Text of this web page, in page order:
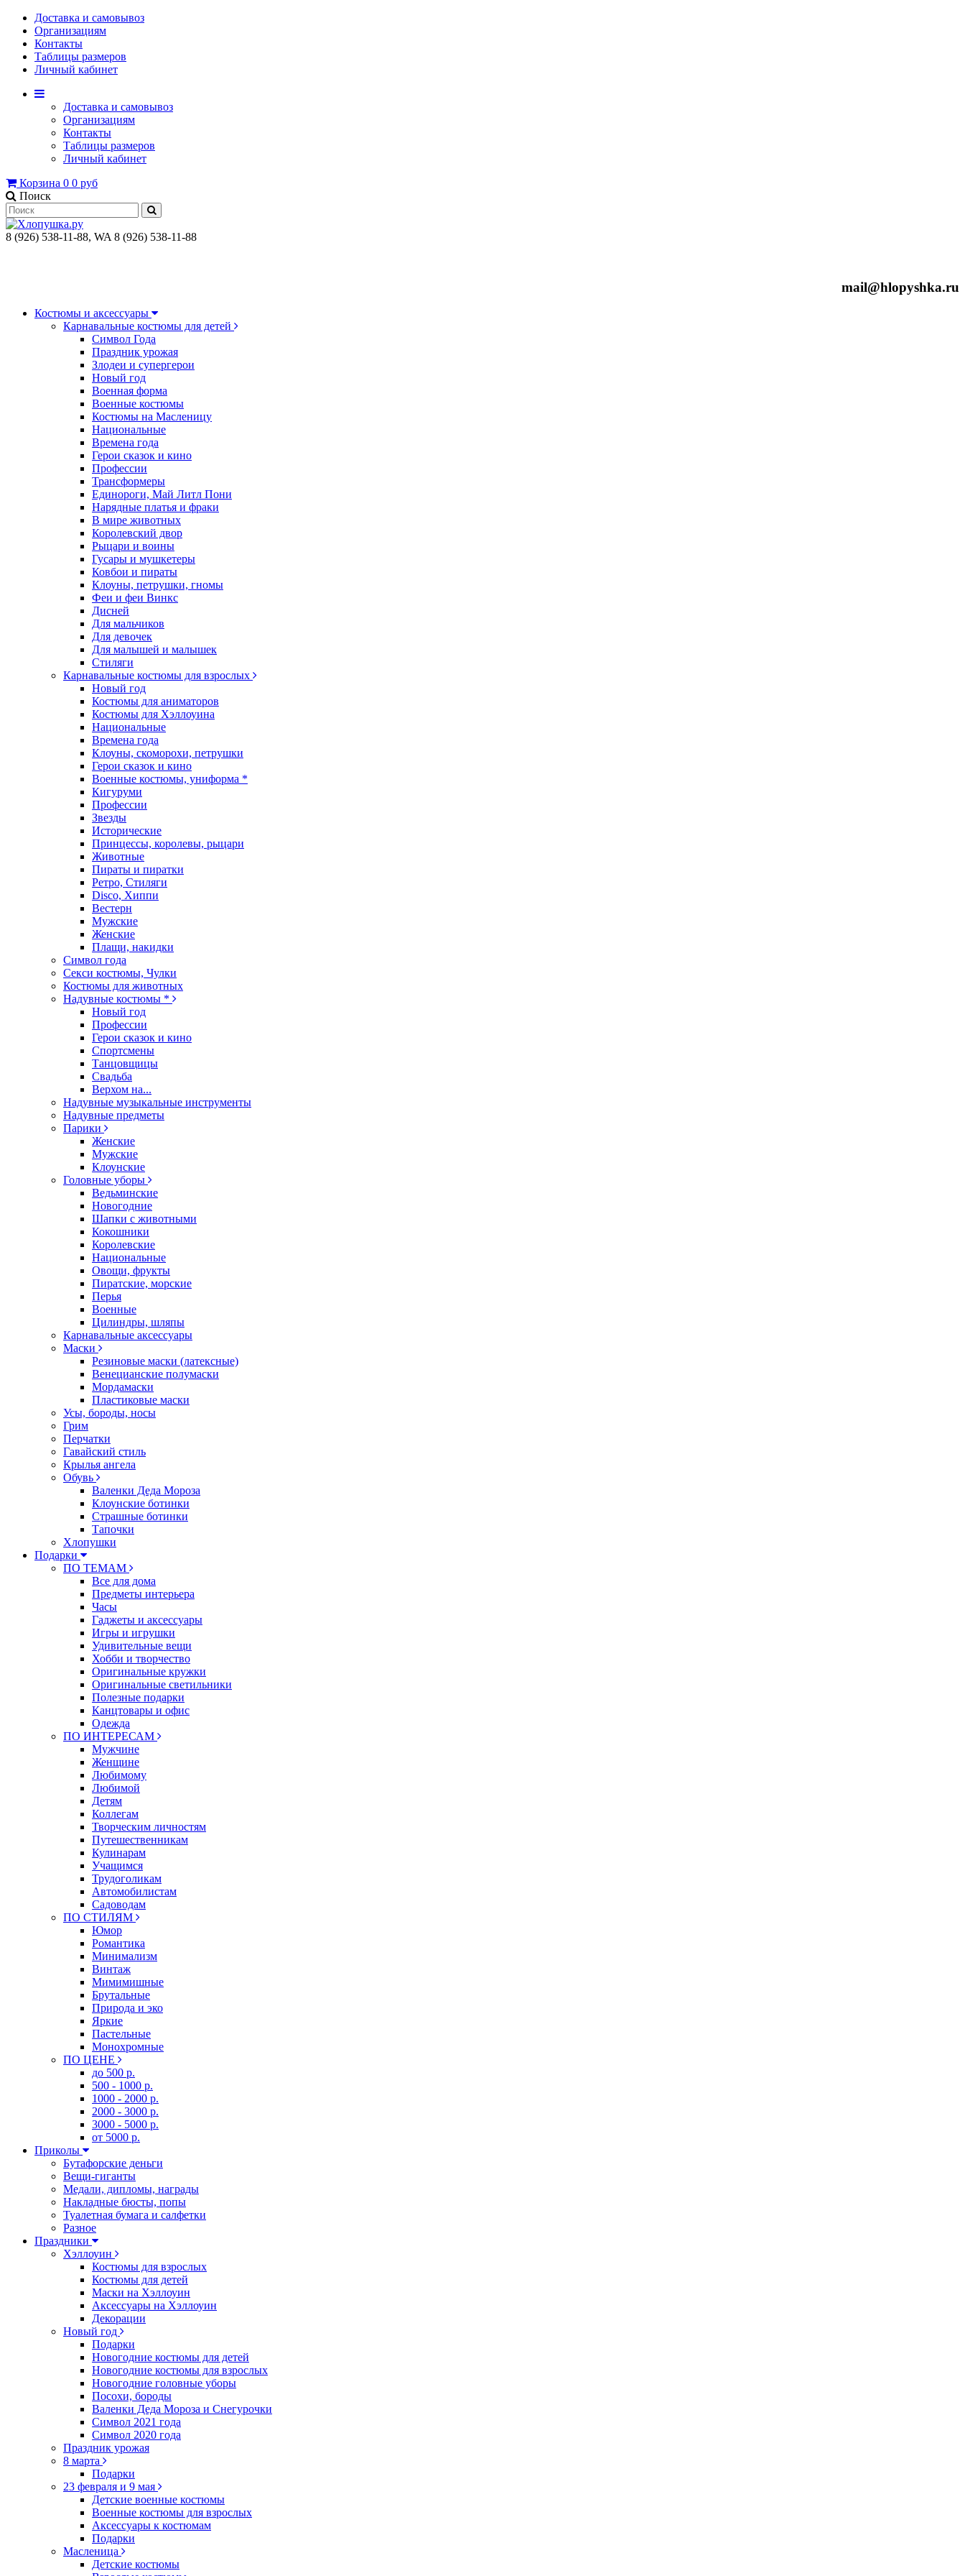
Доставка и самовывоз
Организациям
Контакты
Таблицы размеров
Личный кабинет
Доставка и самовывоз
Организациям
Контакты
Таблицы размеров
Личный кабинет
Корзина 0 0 руб
Поиск
8 (926) 538-11-88, WA 8 (926) 538-11-88
mail@hlopyshka.ru
Костюмы и аксессуары
Карнавальные костюмы для детей
Символ Года
Праздник урожая
Злодеи и супергерои
Новый год
Военная форма
Военные костюмы
Костюмы на Масленицу
Национальные
Времена года
Герои сказок и кино
Профессии
Трансформеры
Единороги, Май Литл Пони
Нарядные платья и фраки
В мире животных
Королевский двор
Рыцари и воины
Гусары и мушкетеры
Ковбои и пираты
Клоуны, петрушки, гномы
Феи и феи Винкс
Дисней
Для мальчиков
Для девочек
Для малышей и малышек
Стиляги
Карнавальные костюмы для взрослых
Новый год
Костюмы для аниматоров
Костюмы для Хэллоуина
Национальные
Времена года
Клоуны, скоморохи, петрушки
Герои сказок и кино
Военные костюмы, униформа *
Кигуруми
Профессии
Звезды
Исторические
Принцессы, королевы, рыцари
Животные
Пираты и пиратки
Ретро, Стиляги
Disco, Хиппи
Вестерн
Мужские
Женские
Плащи, накидки
Символ года
Секси костюмы, Чулки
Костюмы для животных
Надувные костюмы *
Новый год
Профессии
Герои сказок и кино
Спортсмены
Танцовщицы
Свадьба
Верхом на...
Надувные музыкальные инструменты
Надувные предметы
Парики
Женские
Мужские
Клоунские
Головные уборы
Ведьминские
Новогодние
Шапки с животными
Кокошники
Королевские
Национальные
Овощи, фрукты
Пиратские, морские
Перья
Военные
Цилиндры, шляпы
Карнавальные аксессуары
Маски
Резиновые маски (латексные)
Венецианские полумаски
Мордамаски
Пластиковые маски
Усы, бороды, носы
Грим
Перчатки
Гавайский стиль
Крылья ангела
Обувь
Валенки Деда Мороза
Клоунские ботинки
Страшные ботинки
Тапочки
Хлопушки
Подарки
ПО ТЕМАМ
Все для дома
Предметы интерьера
Часы
Гаджеты и аксессуары
Игры и игрушки
Удивительные вещи
Хобби и творчество
Оригинальные кружки
Оригинальные светильники
Полезные подарки
Канцтовары и офис
Одежда
ПО ИНТЕРЕСАМ
Мужчине
Женщине
Любимому
Любимой
Детям
Коллегам
Творческим личностям
Путешественникам
Кулинарам
Учащимся
Трудоголикам
Автомобилистам
Садоводам
ПО СТИЛЯМ
Юмор
Романтика
Минимализм
Винтаж
Мимимишные
Брутальные
Природа и эко
Яркие
Пастельные
Монохромные
ПО ЦЕНЕ
до 500 р.
500 - 1000 р.
1000 - 2000 р.
2000 - 3000 р.
3000 - 5000 р.
от 5000 р.
Приколы
Бутафорские деньги
Вещи-гиганты
Медали, дипломы, награды
Накладные бюсты, попы
Туалетная бумага и салфетки
Разное
Праздники
Хэллоуин
Костюмы для взрослых
Костюмы для детей
Маски на Хэллоуин
Аксессуары на Хэллоуин
Декорации
Новый год
Подарки
Новогодние костюмы для детей
Новогодние костюмы для взрослых
Новогодние головные уборы
Посохи, бороды
Валенки Деда Мороза и Снегурочки
Символ 2021 года
Символ 2020 года
Праздник урожая
8 марта
Подарки
23 февраля и 9 мая
Детские военные костюмы
Военные костюмы для взрослых
Аксессуары к костюмам
Подарки
Масленица
Детские костюмы